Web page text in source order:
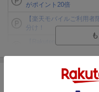
がポイント20倍
【楽天モバイルご利用
分け！
エントリー＆3,000円以